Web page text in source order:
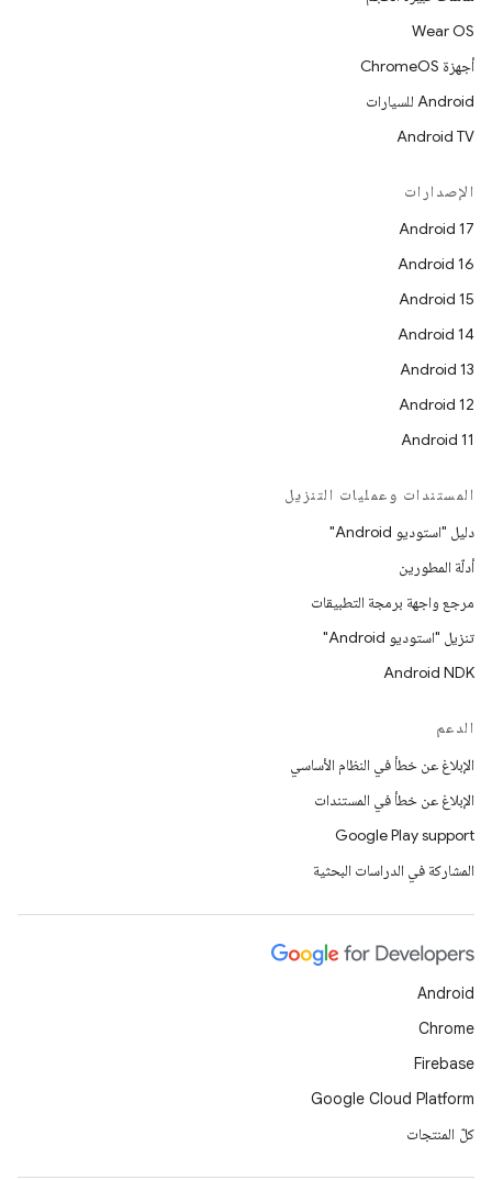
Wear OS
أجهزة ChromeOS
Android للسيارات
Android TV
الإصدارات
Android 17
Android 16
Android 15
Android 14
Android 13
Android 12
Android 11
المستندات وعمليات التنزيل
دليل "استوديو Android"
أدلّة المطورين
مرجع واجهة برمجة التطبيقات
تنزيل "استوديو Android"
Android NDK
الدعم
الإبلاغ عن خطأ في النظام الأساسي
الإبلاغ عن خطأ في المستندات
Google Play support
المشاركة في الدراسات البحثية
Android
Chrome
Firebase
Google Cloud Platform
كلّ المنتجات